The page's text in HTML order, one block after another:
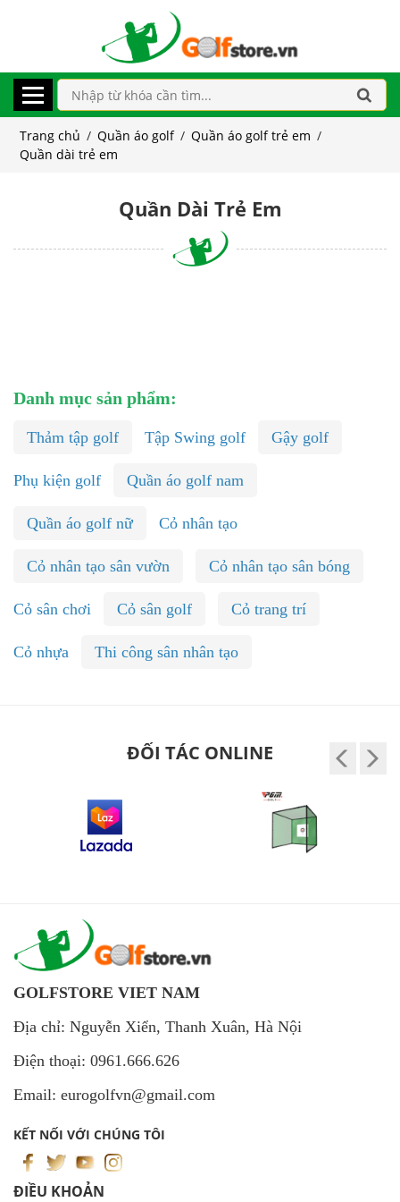
Trang chủ / Quần áo golf / Quần áo golf trẻ em /
Quần dài trẻ em
Quần Dài Trẻ Em
Danh mục sản phẩm:
Thảm tập golf Tập Swing golf Gậy golf
Phụ kiện golf Quần áo golf nam
Quần áo golf nữ Cỏ nhân tạo
Cỏ nhân tạo sân vườn Cỏ nhân tạo sân bóng
Cỏ sân chơi Cỏ sân golf Cỏ trang trí
Cỏ nhựa Thi công sân nhân tạo
ĐỐI TÁC ONLINE
GOLFSTORE VIET NAM
Địa chỉ: Nguyễn Xiển, Thanh Xuân, Hà Nội
Điện thoại: 0961.666.626
Email: eurogolfvn@gmail.com
KẾT NỐI VỚI CHÚNG TÔI
ĐIỀU KHOẢN